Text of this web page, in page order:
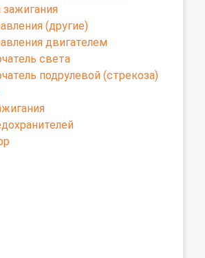
(другие)
двигателем
света
подрулевой (стрекоза)